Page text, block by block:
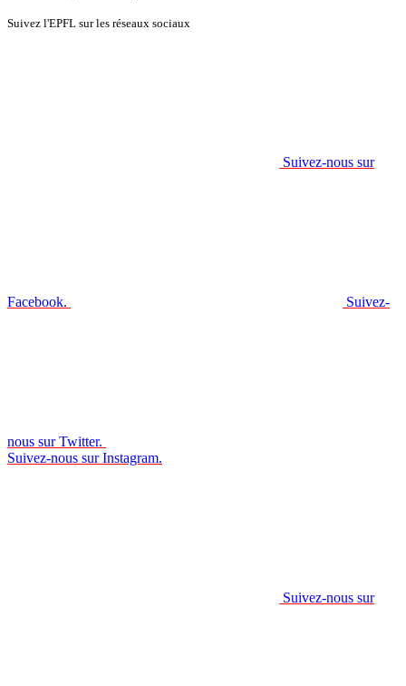
Suivez l'EPFL sur les réseaux sociaux
Suivez-nous sur
Facebook. Suivez-
nous sur Twitter.
Suivez-nous sur Instagram.
Suivez-nous sur